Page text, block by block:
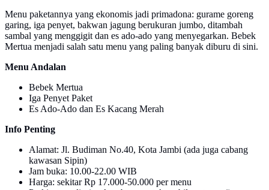
Menu paketannya yang ekonomis jadi primadona: gurame goreng
garing, iga penyet, bakwan jagung berukuran jumbo, ditambah
sambal yang menggigit dan es ado-ado yang menyegarkan. Bebek
Mertua menjadi salah satu menu yang paling banyak diburu di sini.
Menu Andalan
Bebek Mertua
Iga Penyet Paket
Es Ado-Ado dan Es Kacang Merah
Info Penting
Alamat: Jl. Budiman No.40, Kota Jambi (ada juga cabang
kawasan Sipin)
Jam buka: 10.00-22.00 WIB
Harga: sekitar Rp 17.000-50.000 per menu